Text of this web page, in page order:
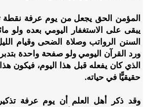
المؤمن الحق يجعل من يوم عرفة نقطة
يبقى على الاستغفار اليومي بعده ولو
السنن الرواتب وصلاة الضحى وقيام
ورد القرآن اليومي ولو صفحة واحدة
الذي كان يفعله قبل هذا اليوم، فيكون
حقيقيًّا في حياته.
وقد ذكر أهل العلم أن يوم عرفة